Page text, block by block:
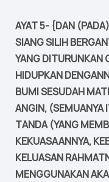
AYAT 5- {DAN
SIANG SILIH
YANG DITURUNKAN
HIDUPKAN
BUMI SESUDAH
ANGIN,
TANDA (YANG
KEKUASAANNYA,
KELUASAN
MENGGUNAKAN